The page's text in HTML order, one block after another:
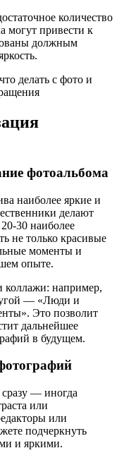
количество
могут привести к
должным
фотоальбома
наиболее яркие и
делают
30 наиболее
не только красивые
моменты и
опыте.
коллажи: например,
— «Люди и
Это позволит
дальнейшее
в будущем.
— иногда
или
или
подчеркнуть
и яркими.